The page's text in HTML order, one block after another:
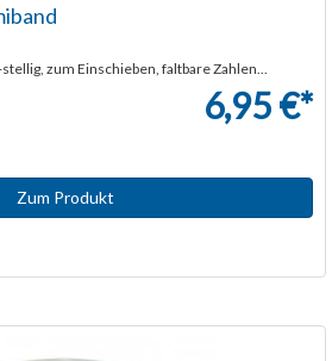
zum Einschieben, faltbare Zahlen...
6,95 €*
Zum Produkt